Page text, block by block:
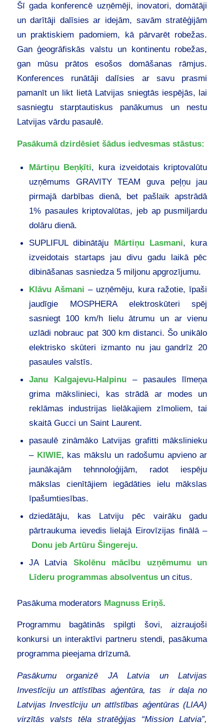
Šī gada konferencē uzņēmēji, inovatori, domātāji
un darītāji dalīsies ar idejām, savām stratēģijām
un praktiskiem padomiem, kā pārvarēt robežas.
Gan ģeogrāfiskās valstu un kontinentu robežas,
gan mūsu prātos esošos domāšanas rāmjus.
Konferences runātāji dalīsies ar savu prasmi
pamanīt un likt lietā Latvijas sniegtās iespējās, lai
sasniegtu starptautiskus panākumus un nestu
Latvijas vārdu pasaulē.
Pasākumā dzirdēsiet šādus iedvesmas stāstus:
Mārtiņu Beņķīti, kura izveidotais kriptovalūtu
uzņēmums GRAVITY TEAM guva peļņu jau
pirmajā darbības dienā, bet pašlaik apstrādā
1% pasaules kriptovalūtas, jeb ap pusmiljardu
dolāru dienā.
SUPLIFUL dibinātāju Mārtiņu Lasmani, kura
izveidotais startaps jau divu gadu laikā pēc
dibināšanas sasniedza 5 miljonu apgrozījumu.
Klāvu Ašmani – uzņēmēju, kura ražotie, īpaši
jaudīgie MOSPHERA elektroskūteri spēj
sasniegt 100 km/h lielu ātrumu un ar vienu
uzlādi nobrauc pat 300 km distanci. Šo unikālo
elektrisko skūteri izmanto nu jau gandrīz 20
pasaules valstīs.
Janu Kalgajevu-Halpinu– pasaules līmeņa
grima mākslinieci, kas strādā ar modes un
reklāmas industrijas lielākajiem zīmoliem, tai
skaitā Gucci un Saint Laurent.
pasaulē zināmāko Latvijas grafitti mākslinieku
– KIWIE, kas mākslu un radošumu apvieno ar
jaunākajām tehnnoloģijām, radot iespēju
mākslas cienītājiem iegādāties ielu mākslas
īpašumtiesības.
dziedātāju, kas Latviju pēc vairāku gadu
pārtraukuma ievedis lielajā Eirovīzijas finālā –
Donu jeb Artūru Šingereju.
JA Latvia Skolēnu mācību uzņēmumu un
Līderu programmas absolventus un citus.
Pasākuma moderators Magnuss Eriņš.
Programmu bagātinās spilgti šovi, aizraujoši
konkursi un interaktīvi partneru stendi, pasākuma
programma pieejama drīzumā.
Pasākumu organizē JA Latvia un Latvijas
Investīciju un attīstības aģentūra, tas ir daļa no
Latvijas Investīciju un attīstības aģentūras (LIAA)
virzītās valsts tēla stratēģijas “Mission Latvia”,